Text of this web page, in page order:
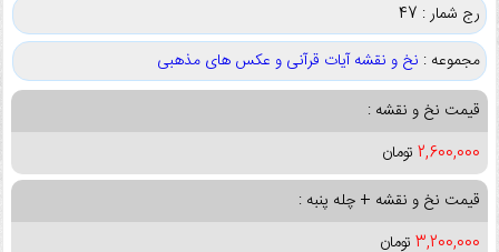
رج شمار : 47
مجموعه : نخ و نقشه آیات قرآنی و عکس های مذهبی
قیمت نخ و نقشه :
2,600,000 تومان
قیمت نخ و نقشه + چله پنبه :
3,200,000 تومان